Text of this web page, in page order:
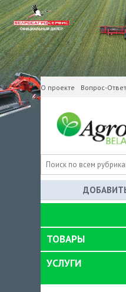
О проекте Вопрос-Ответ
ТОВАРЫ
УСЛУГИ